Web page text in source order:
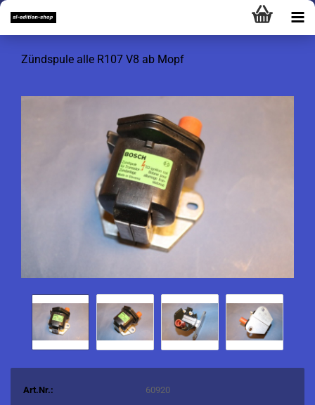
Zündspule alle R107 V8 ab Mopf
Art.Nr.:
60920